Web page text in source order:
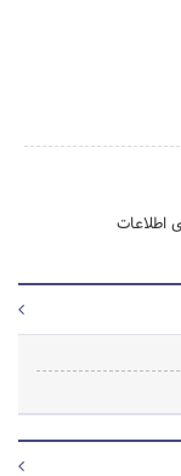
اطلاعات